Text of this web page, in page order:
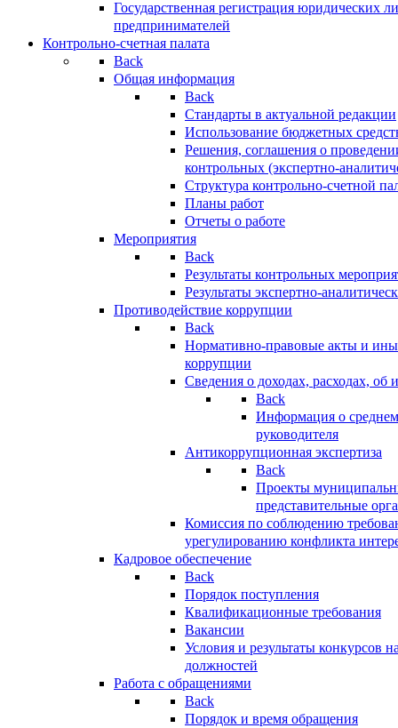
Государственная регистрация юридических
предпринимателей
Контрольно-счетная палата
Back
Общая информация
Back
Стандарты в актуальной редакции
Использование бюджетных
Решения, соглашения о
контрольных (экспертно-
Структура контрольно-счетной
Планы работ
Отчеты о работе
Мероприятия
Back
Результаты контрольных
Результаты экспертно-
Противодействие коррупции
Back
Нормативно-правовые акты и
коррупции
Сведения о доходах, расходах, об
Back
Информация о
руководителя
Антикоррупционная экспертиза
Back
Проекты
представительные
Комиссия по соблюдению
урегулированию конфликта
Кадровое обеспечение
Back
Порядок поступления
Квалификационные требования
Вакансии
Условия и результаты конкурсов
должностей
Работа с обращениями
Back
Порядок и время обращения